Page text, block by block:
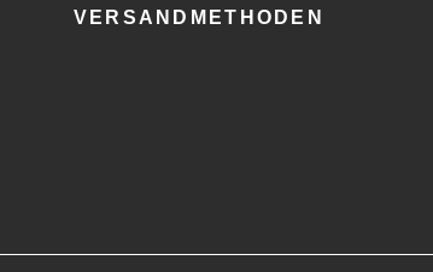
VERSANDMETHODEN